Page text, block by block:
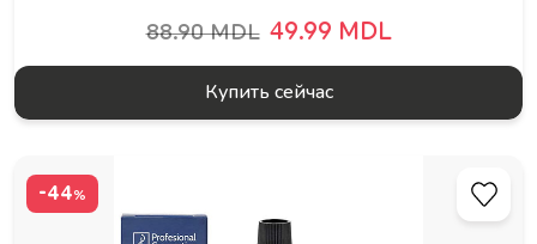
88.90 MDL 49.99 MDL
Купить сейчас
-44%